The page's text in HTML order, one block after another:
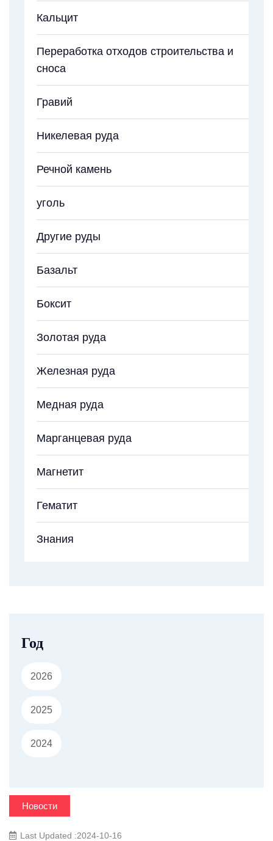
Кальцит
Переработка отходов строительства и
сноса
Гравий
Никелевая руда
Речной камень
уголь
Другие руды
Базальт
Боксит
Золотая руда
Железная руда
Медная руда
Марганцевая руда
Магнетит
Гематит
Знания
Год
2026
2025
2024
Новости
Last Updated :2024-10-16